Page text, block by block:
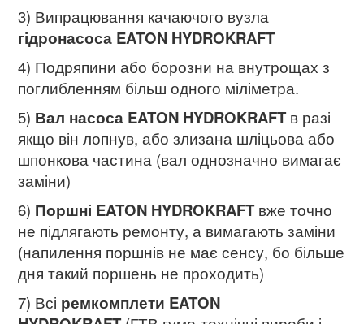
3) Випрацювання качаючого вузла
гідронасоса EATON HYDROKRAFT
4) Подряпини або борозни на внутрощах з
поглибленням більш одного міліметра.
5) Вал насоса EATON HYDROKRAFTв разі
якщо він лопнув, або злизана шліцьова або
шпонкова частина (вал однозначно вимагає
заміни)
6) Поршні EATON HYDROKRAFTвже точно
не підлягають ремонту, а вимагають заміни
(напилення поршнів не має сенсу, бо більше
дня такий поршень не проходить)
7) Всі ремкомплети EATON